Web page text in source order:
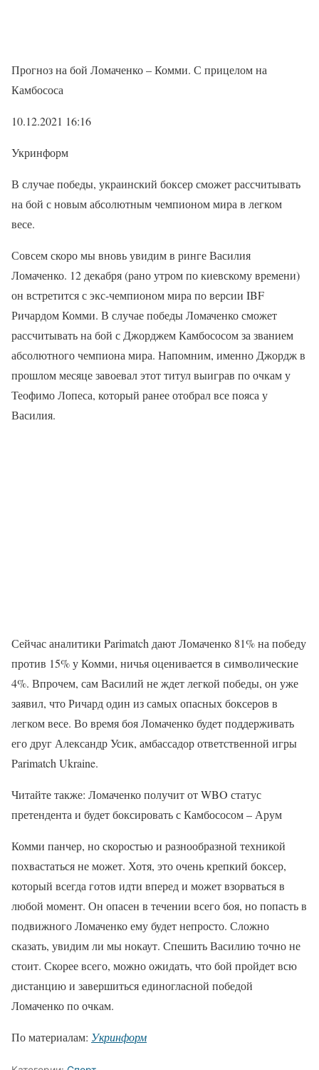
Прогноз на бой Ломаченко – Комми. С прицелом на
Камбососа
10.12.2021 16:16
Укринформ
В случае победы, украинский боксер сможет рассчитывать
на бой с новым абсолютным чемпионом мира в легком
весе.
Совсем скоро мы вновь увидим в ринге Василия
Ломаченко. 12 декабря (рано утром по киевскому времени)
он встретится с экс-чемпионом мира по версии IBF
Ричардом Комми. В случае победы Ломаченко сможет
рассчитывать на бой с Джорджем Камбососом за званием
абсолютного чемпиона мира. Напомним, именно Джордж в
прошлом месяце завоевал этот титул выиграв по очкам у
Теофимо Лопеса, который ранее отобрал все пояса у
Василия.
Сейчас аналитики Parimatch дают Ломаченко 81% на победу
против 15% у Комми, ничья оценивается в символические
4%. Впрочем, сам Василий не ждет легкой победы, он уже
заявил, что Ричард один из самых опасных боксеров в
легком весе. Во время боя Ломаченко будет поддерживать
его друг Александр Усик, амбассадор ответственной игры
Parimatch Ukraine.
Читайте также: Ломаченко получит от WBO статус
претендента и будет боксировать с Камбососом – Арум
Комми панчер, но скоростью и разнообразной техникой
похвастаться не может. Хотя, это очень крепкий боксер,
который всегда готов идти вперед и может взорваться в
любой момент. Он опасен в течении всего боя, но попасть в
подвижного Ломаченко ему будет непросто. Сложно
сказать, увидим ли мы нокаут. Спешить Василию точно не
стоит. Скорее всего, можно ожидать, что бой пройдет всю
дистанцию и завершиться единогласной победой
Ломаченко по очкам.
По материалам: Укринформ